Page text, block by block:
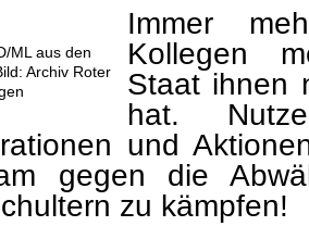
ML aus den
Archiv Roter
Immer
Kollegen
Staat ihnen
hat.
und
gegen die
zu kämpfen!